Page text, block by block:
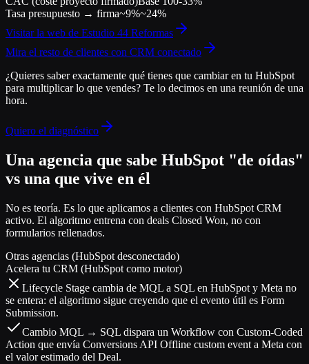
Tasa presupuesto → firma~9%~24%
Visitar la web de Estudio 44 Reformas
Mira el resto de clientes con CRM conectado
¿Quieres saber exactamente qué tienes que cambiar en tu HubSpot
para multiplicar lo que vendes? Te lo decimos en una reunión de una
hora.
Quiero el diagnóstico
Una agencia que sabe HubSpot "de oídas"
vs una que vive en él
No es teoría. Es lo que aplicamos a clientes con HubSpot CRM
activo. El algoritmo entrena con deals Closed Won, no con
formularios rellenados.
Otras agencias (HubSpot desconectado)
Acelera tu CRM (HubSpot como motor)
Lifecycle Stage cambia de MQL a SQL en HubSpot y Meta no
se entera: el algoritmo sigue creyendo que el evento útil es Form
Submission.
Cambio MQL → SQL dispara un Workflow con Custom-Coded
Action que envía Conversions API Offline custom event a Meta con
el valor estimado del Deal.